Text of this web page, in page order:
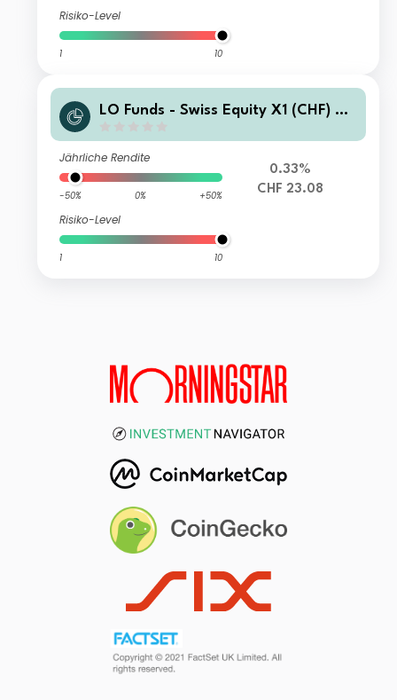
Risiko-Level
1 10
LO Funds - Swiss Equity X1 (CHF) M
Jährliche Rendite
-50% 0% +50%
Risiko-Level
1 10
0.33%
CHF 23.08